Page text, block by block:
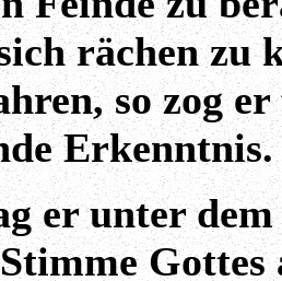
rächen zu
so zog
er unter